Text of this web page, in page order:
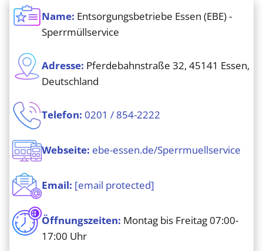
Name: Entsorgungsbetriebe Essen (EBE) -
Sperrmüllservice
Adresse: Pferdebahnstraße 32, 45141 Essen,
Deutschland
Telefon: 0201 / 854-2222
Webseite: ebe-essen.de/Sperrmuellservice
Email: [email protected]
Öffnungszeiten: Montag bis Freitag 07:00-
17:00 Uhr